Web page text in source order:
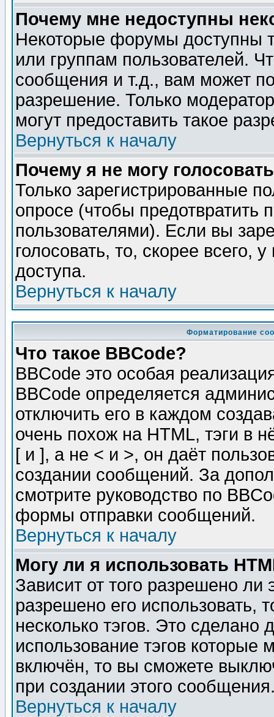
Почему мне недоступны
Некоторые форумы доступны
или группам пользователей.
сообщения и т.д., вам может
разрешение. Только
могут предоставить такое
Вернуться к началу
Почему я не могу
Только зарегистрированные
опросе (чтобы предотвратить
пользователями). Если вы
голосовать, то, скорее всего,
доступа.
Вернуться к началу
Форматирование
Что такое BBCode?
BBCode это особая
BBCode определяется
отключить его в каждом
очень похож на HTML, тэги в
[ и ], а не < и >, он даёт
создании сообщений. За
смотрите руководство по
формы отправки сообщений.
Вернуться к началу
Могу ли я использовать
Зависит от того разрешено
разрешено его использовать,
несколько тэгов. Это сделано
использование тэгов
включён, то вы сможете
при создании этого
Вернуться к началу